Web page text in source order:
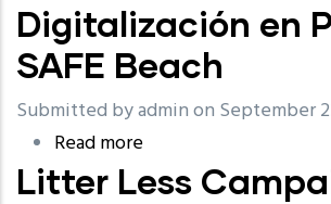
Innovación
en
Salvamento
y
Digitalización en
SAFE Beach
Submitted byadminon September
Read more
Digitalización
Litter Less